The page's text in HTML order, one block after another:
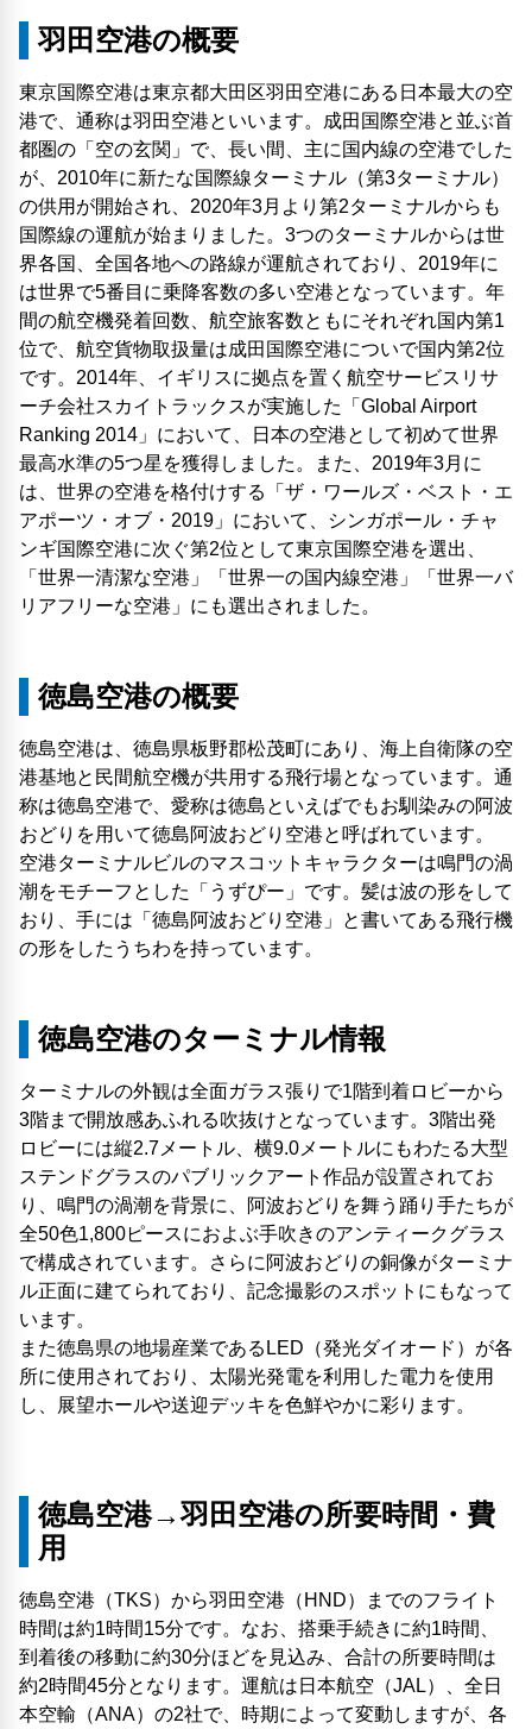
羽田空港の概要
東京国際空港は東京都大田区羽田空港にある日本最大の空
港で、通称は羽田空港といいます。成田国際空港と並ぶ首
都圏の「空の玄関」で、長い間、主に国内線の空港でした
が、2010年に新たな国際線ターミナル（第3ターミナル）
の供用が開始され、2020年3月より第2ターミナルからも
国際線の運航が始まりました。3つのターミナルからは世
界各国、全国各地への路線が運航されており、2019年に
は世界で5番目に乗降客数の多い空港となっています。年
間の航空機発着回数、航空旅客数ともにそれぞれ国内第1
位で、航空貨物取扱量は成田国際空港についで国内第2位
です。2014年、イギリスに拠点を置く航空サービスリサ
ーチ会社スカイトラックスが実施した「Global Airport
Ranking 2014」において、日本の空港として初めて世界
最高水準の5つ星を獲得しました。また、2019年3月に
は、世界の空港を格付けする「ザ・ワールズ・ベスト・エ
アポーツ・オブ・2019」において、シンガポール・チャ
ンギ国際空港に次ぐ第2位として東京国際空港を選出、
「世界一清潔な空港」「世界一の国内線空港」「世界一バ
リアフリーな空港」にも選出されました。
徳島空港の概要
徳島空港は、徳島県板野郡松茂町にあり、海上自衛隊の空
港基地と民間航空機が共用する飛行場となっています。通
称は徳島空港で、愛称は徳島といえばでもお馴染みの阿波
おどりを用いて徳島阿波おどり空港と呼ばれています。
空港ターミナルビルのマスコットキャラクターは鳴門の渦
潮をモチーフとした「うずぴー」です。髪は波の形をして
おり、手には「徳島阿波おどり空港」と書いてある飛行機
の形をしたうちわを持っています。
徳島空港のターミナル情報
ターミナルの外観は全面ガラス張りで1階到着ロビーから
3階まで開放感あふれる吹抜けとなっています。3階出発
ロビーには縦2.7メートル、横9.0メートルにもわたる大型
ステンドグラスのパブリックアート作品が設置されてお
り、鳴門の渦潮を背景に、阿波おどりを舞う踊り手たちが
全50色1,800ピースにおよぶ手吹きのアンティークグラス
で構成されています。さらに阿波おどりの銅像がターミナ
ル正面に建てられており、記念撮影のスポットにもなって
います。
また徳島県の地場産業であるLED（発光ダイオード）が各
所に使用されており、太陽光発電を利用した電力を使用
し、展望ホールや送迎デッキを色鮮やかに彩ります。
徳島空港→羽田空港の所要時間・費
用
徳島空港（TKS）から羽田空港（HND）までのフライト
時間は約1時間15分です。なお、搭乗手続きに約1時間、
到着後の移動に約30分ほどを見込み、合計の所要時間は
約2時間45分となります。運航は日本航空（JAL）、全日
本空輸（ANA）の2社で、時期によって変動しますが、各